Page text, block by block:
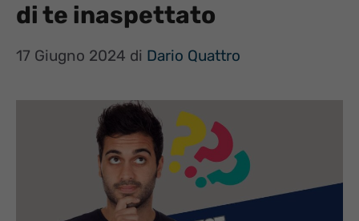
di te inaspettato
17 Giugno 2024 di Dario Quattro